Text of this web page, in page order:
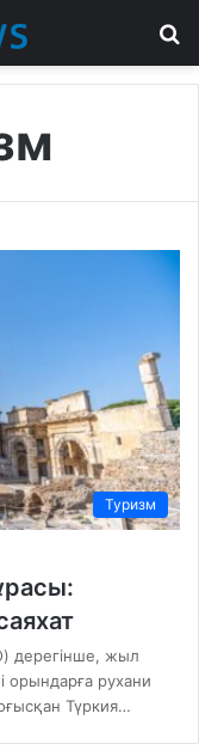
Туризм
дерегінше, жыл
орындарға рухани
Түркия…